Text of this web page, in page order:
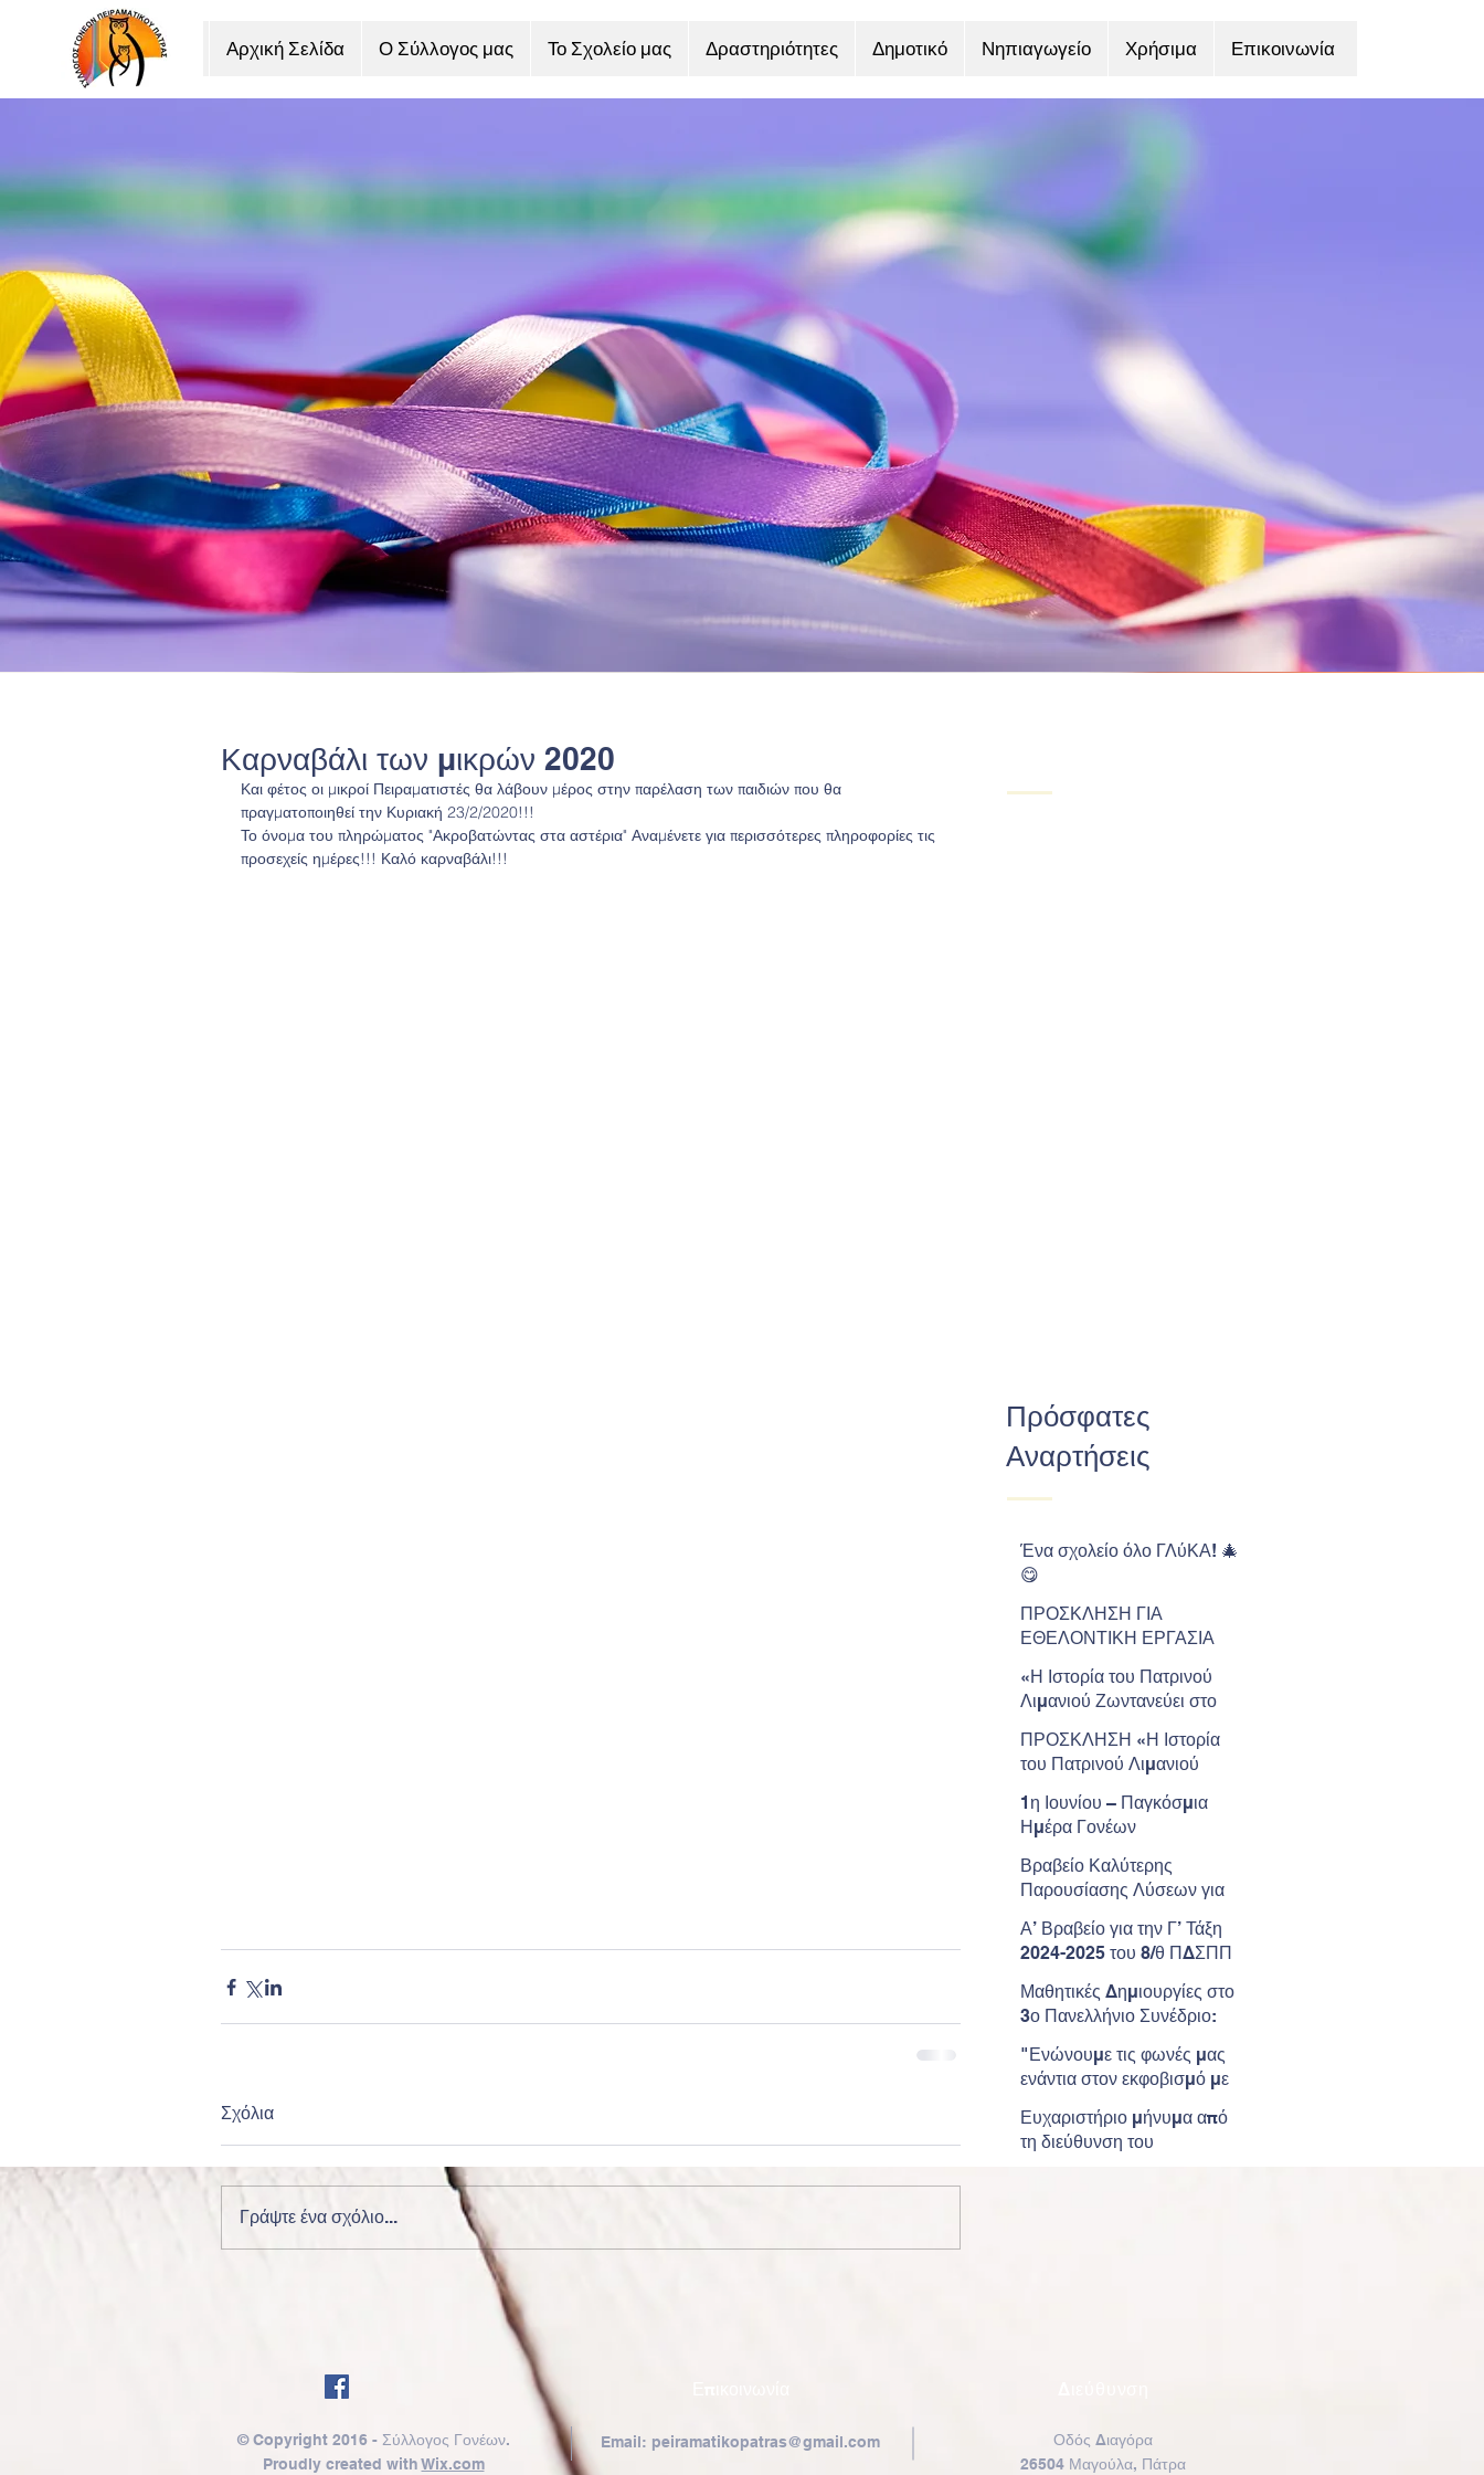
Αρχική Σελίδα Ο Σύλλογος μας Το Σχολείο μας Δραστηριότητες Δημοτικό Νηπιαγωγείο Χρήσιμα Επικοινωνία
Πρόσφατες
Αναρτήσεις
Ένα σχολείο όλο ΓΛύΚΑ! 🎄
😋
ΠΡΟΣΚΛΗΣΗ ΓΙΑ
ΕΘΕΛΟΝΤΙΚΗ ΕΡΓΑΣΙΑ
«Η Ιστορία του Πατρινού
Λιμανιού Ζωντανεύει στο
ΠΡΟΣΚΛΗΣΗ «Η Ιστορία
του Πατρινού Λιμανιού
1η Ιουνίου – Παγκόσμια
Ημέρα Γονέων
Βραβείο Καλύτερης
Παρουσίασης Λύσεων για
το Νηπιαγωγείο μας.
Α’ Βραβείο για την Γ’ Τάξη
2024-2025 του 8/θ ΠΔΣΠΠ
Διαγωνισμό Ζωγραφικής της
Παιδικής HELMEPA.
Μαθητικές Δημιουργίες στο
3ο Πανελλήνιο Συνέδριο:
τόπο μου”
"Ενώνουμε τις φωνές μας
ενάντια στον εκφοβισμό με
Ευχαριστήριο μήνυμα από
τη διεύθυνση του
Καρναβάλι των μικρών 2020
Και φέτος οι μικροί Πειραματιστές θα λάβουν μέρος στην παρέλαση των παιδιών που θα
πραγματοποιηθεί την Κυριακή 23/2/2020!!!
Το όνομα του πληρώματος "Ακροβατώντας στα αστέρια" Αναμένετε για περισσότερες πληροφορίες τις
προσεχείς ημέρες!!! Καλό καρναβάλι!!!
Σχόλια
Γράψτε ένα σχόλιο...
© Copyright 2016 - Σύλλογος Γονέων.
Proudly created withWix.com
Email: peiramatikopatras@gmail.com
Οδός Διαγόρα
26504 Μαγούλα, Πάτρα